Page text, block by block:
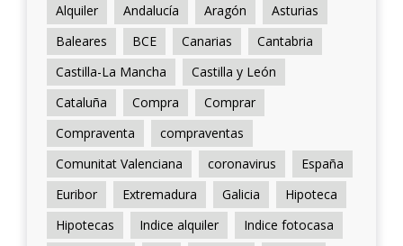
Alquiler Andalucía Aragón
Asturias
Baleares
BCE Canarias
Cantabria
Castilla-La Mancha
Castilla y León
Cataluña
Compra
Comprar
Compraventa
compraventas
Comunitat Valenciana
coronavirus
España
Euribor
Extremadura Galicia
Hipoteca
Hipotecas
Indice alquiler
Indice fotocasa